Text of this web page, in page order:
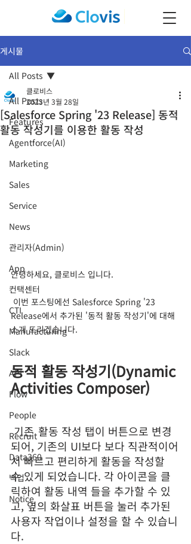
게시물
All Posts
Features
Agentforce(AI)
Marketing
Sales
Service
News
관리자(Admin)
App
컨택센터
CTI
Manufacturing
Slack
API
Flow
People
Recruit
Data360
백업
Notice
All Posts
[Salesforce Spring '23 Release] 동적
활동 작성기를 이용한 활동 작성
클로비스
2023년 3월 28일
안녕하세요, 클로비스 입니다.
Release에서 추가된 '동적 활동 작성기'에 대해
소개 드리겠습니다.
동적 활동 작성기(Dynamic
Activities Composer)
기존 활동 작성 탭이 버튼으로 변경
되어, 기존의 UI보다 보다 직관적이어
서 빠르고 편리하게 활동을 작성할
수 있게 되었습니다. 각 아이콘을 클
릭하여 활동 내역 들을 추가할 수 있
고, 옆의 화살표 버튼을 눌러 추가된
사용자 작업이나 설정을 할 수 있습니
다.